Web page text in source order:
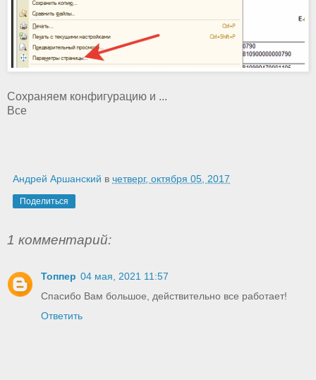
Сохраняем конфигурацию и ...
Все
Андрей Аршанский в четверг, октября 05, 2017
Поделиться
1 комментарий:
Топпер 04 мая, 2021 11:57
Спасибо Вам большое, действительно все работает!
Ответить